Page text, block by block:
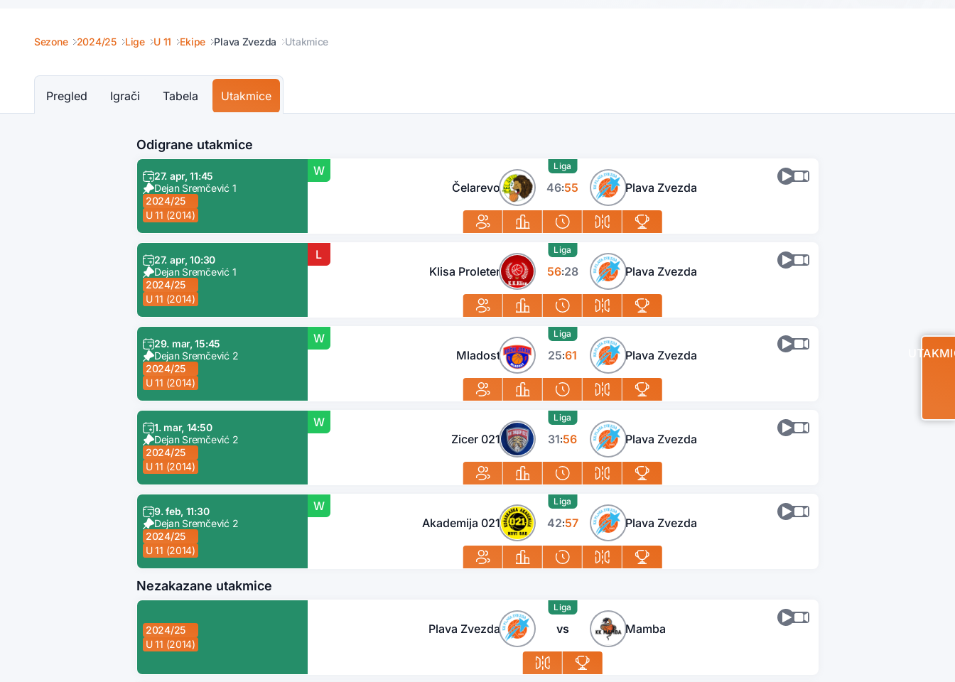
Sezone 2024/25 Lige U 11 Ekipe Plava Zvezda Utakmice
Pregled Igrači Tabela Utakmice
Odigrane utakmice
27. apr, 11:45
Dejan Sremčević 1
2024/25
U 11 (2014)
Čelarevo 46:55 Plava Zvezda
W Liga
27. apr, 10:30
Dejan Sremčević 1
2024/25
U 11 (2014)
Klisa Proleter 56:28 Plava Zvezda
L Liga
29. mar, 15:45
Dejan Sremčević 2
2024/25
U 11 (2014)
Mladost 25:61 Plava Zvezda
W Liga
1. mar, 14:50
Dejan Sremčević 2
2024/25
U 11 (2014)
Zicer 021 31:56 Plava Zvezda
W Liga
9. feb, 11:30
Dejan Sremčević 2
2024/25
U 11 (2014)
Akademija 021 42:57 Plava Zvezda
W Liga
Nezakazane utakmice
2024/25
U 11 (2014)
Plava Zvezda vs Mamba
Liga